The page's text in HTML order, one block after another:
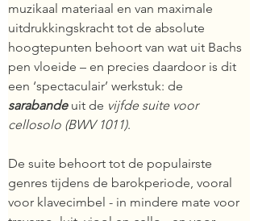
muzikaal materiaal en van maximale
uitdrukkingskracht tot de absolute
hoogtepunten behoort van wat uit Bachs
pen vloeide – en precies daardoor is dit
een ‘spectaculair’ werkstuk: de
sarabande uit de vijfde suite voor
cellosolo (BWV 1011).
De suite behoort tot de populairste
genres tijdens de barokperiode, vooral
voor klavecimbel - in mindere mate voor